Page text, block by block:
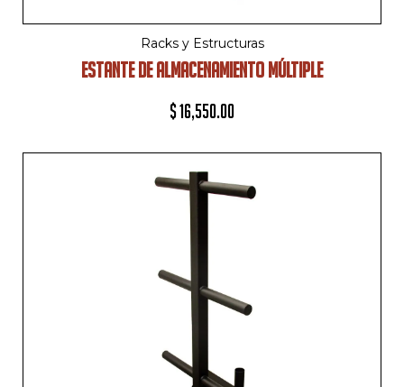
Racks y Estructuras
ESTANTE DE ALMACENAMIENTO MÚLTIPLE
$16,550.00